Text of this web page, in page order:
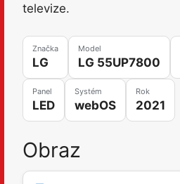
televize.
Značka
LG
Model
LG 55UP7800
Panel
LED
Systém
webOS
Rok
2021
Obraz